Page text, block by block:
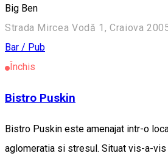
Big Ben
Strada Mircea Vodă 1, Craiova
Bar / Pub
Închis
Bistro Puskin
Bistro Puskin este amenajat intr-o
aglomeratia si stresul. Situat vis-a-vis